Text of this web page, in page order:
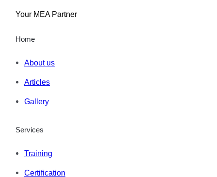
Your MEA Partner
Home
About us
Articles
Gallery
Services
Training
Certification